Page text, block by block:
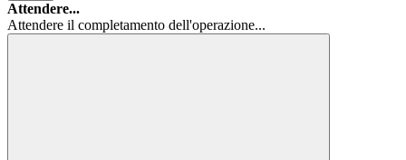
Attendere...
Attendere il completamento dell'operazione...